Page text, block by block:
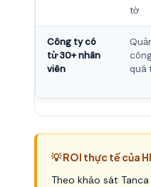
tờ
Công ty có
từ 30+ nhân
viên
quá
💡 ROI thực tế của
Theo khảo sát